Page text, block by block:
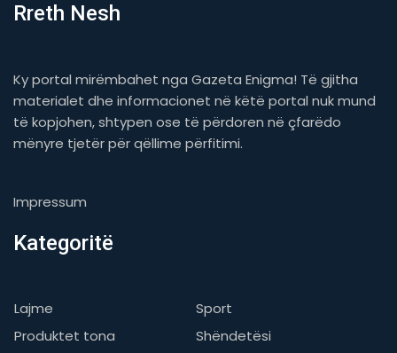
Rreth Nesh
Ky portal mirëmbahet nga Gazeta Enigma! Të gjitha
materialet dhe informacionet në këtë portal nuk mund
të kopjohen, shtypen ose të përdoren në çfarëdo
mënyre tjetër për qëllime përfitimi.
Impressum
Kategoritë
Lajme
Sport
Produktet tona
Shëndetësi